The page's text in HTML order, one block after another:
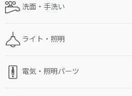
洗面・手洗い
ライト・照明
電気・照明パーツ